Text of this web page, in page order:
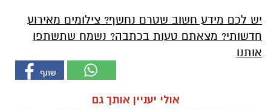
יש לכם מידע חשוב שטרם נחשף? צילומים מאירוע
חדשותי? מצאתם טעות בכתבה? נשמח שתשתפו
אותנו
אולי יעניין אותך גם